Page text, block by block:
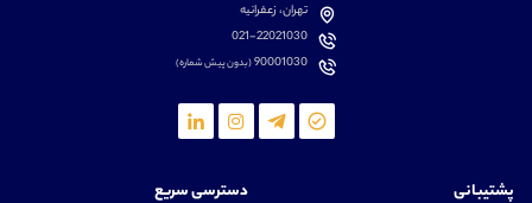
تهران، زعفرانیه
021-22021030
90001030(بدون پیش شماره)
پشتیبانی دسترسی سریع